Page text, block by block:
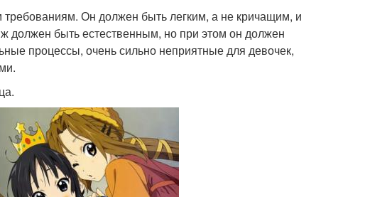
Он должен быть легким, а не кричащим, и
должен быть естественным, но при этом он должен
процессы, очень сильно неприятные для девочек,